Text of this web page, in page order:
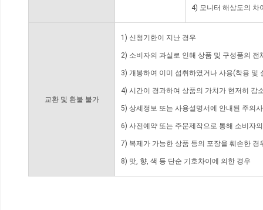
4) 모니터 해상도의 차
교환 및 환불 불가
1) 신청기한이 지난 경우
2) 소비자의 과실로 인해 상품 및 구성품의
3) 개봉하여 이미 섭취하였거나 사용(착용 및
4) 시간이 경과하여 상품의 가치가 현저히 감
5) 상세정보 또는 사용설명서에 안내된 주의
6) 사전예약 또는 주문제작으로 통해 소비자
7) 복제가 가능한 상품 등의 포장을 훼손한 경
8) 맛, 향, 색 등 단순 기호차이에 의한 경우